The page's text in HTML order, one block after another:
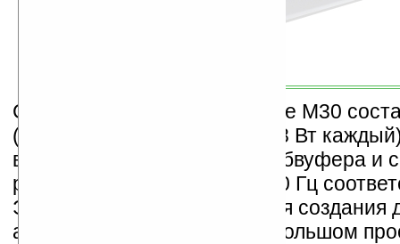
Суммарная мощность Avante M30
(сабвуфер-14 Вт, сателиты-8 Вт
воспроизводимых частот сабвуфера и
равен 20-180 Гц и 150-20000 Гц
Этого вполне достаточно для создания
акустической картины в небольшом